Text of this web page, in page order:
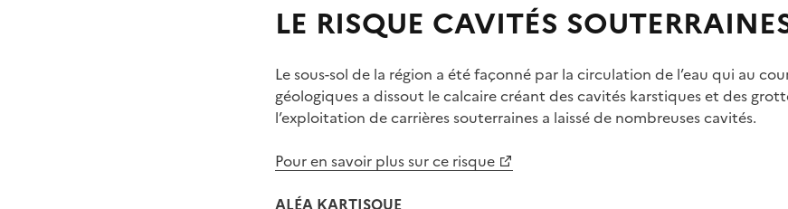
LE RISQUE CAVITÉS
Le sous-sol de la région a été façonné par la circulation de l’eau qui au
géologiques a dissout le calcaire créant des cavités karstiques et des
l’exploitation de carrières souterraines a laissé de nombreuses cavités.
Pour en savoir plus sur ce risque
ALÉA KARTISQUE